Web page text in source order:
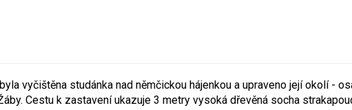
vyčištěna studánka nad němčickou hájenkou a upraveno její okolí -
Cestu k zastavení ukazuje 3 metry vysoká dřevěná socha